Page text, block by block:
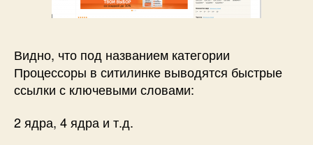
Видно, что под названием категории
Процессоры в ситилинке выводятся быстрые
ссылки с ключевыми словами:
2 ядра, 4 ядра и т.д.